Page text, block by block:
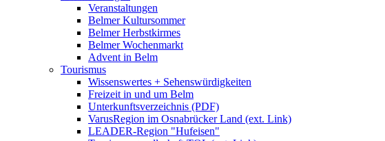
Veranstaltungen
Belmer Kultursommer
Belmer Herbstkirmes
Belmer Wochenmarkt
Advent in Belm
Tourismus
Wissenswertes + Sehenswürdigkeiten
Freizeit in und um Belm
Unterkunftsverzeichnis (PDF)
VarusRegion im Osnabrücker Land (ext. Link)
LEADER-Region "Hufeisen"